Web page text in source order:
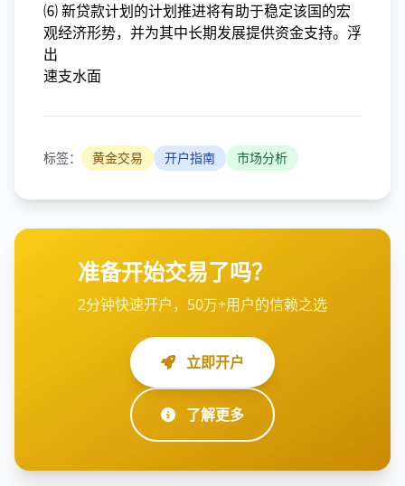
⑹ 新贷款计划的计划推进将有助于稳定该国的宏
观经济形势，并为其中长期发展提供资金支持。浮
出
速支水面
标签： 黄金交易 开户指南 市场分析
准备开始交易了吗？
2分钟快速开户，50万+用户的信赖之选
立即开户
了解更多